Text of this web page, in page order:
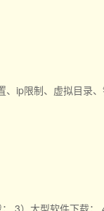
ip限制、虚拟目录、
3）大型软件下载